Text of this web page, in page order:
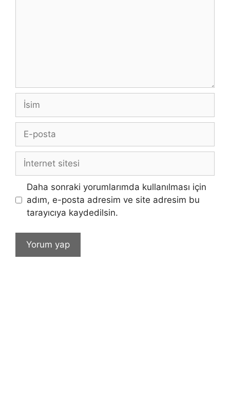
İsim
posta
İnternet
Daha sonraki yorumlarımda kullanılması için
adım, e-posta adresim ve site adresim bu
tarayıcıya kaydedilsin.